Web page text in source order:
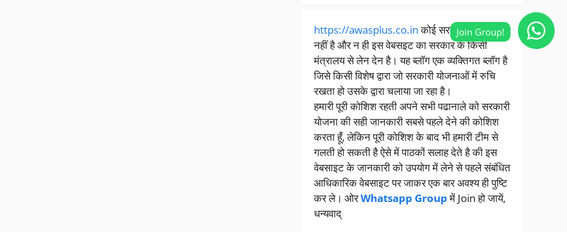
https://awasplus.co.inकोई सरकारी वेबसाइट
नहीं है और न ही इस वेबसइट का सरकार के किसी
मंत्रालय से लेन देन है। यह ब्लॉग एक व्यक्तिगत ब्लॉग है
जिसे किसी विशेष द्वारा जो सरकारी योजनाओं में रुचि
रखता हो उसके द्वारा चलाया जा रहा है।
हमारी पूरी कोशिश रहती अपने सभी पढानाले को सरकारी
योजना की सही जानकारी सबसे पहले देने की कोशिश
करता हूँ, लेकिन पूरी कोशिश के बाद भी हमारी टीम से
गलती हो सकती है ऐसे में पाठकों सलाह देते है की इस
वेबसाइट के जानकारी को उपयोग में लेने से पहले संबंधित
आधिकारिक वेबसाइट पर जाकर एक बार अवश्य ही पुष्टि
कर ले। ओरWhatsapp Groupमें Join हो जायें,
धन्यवाद्